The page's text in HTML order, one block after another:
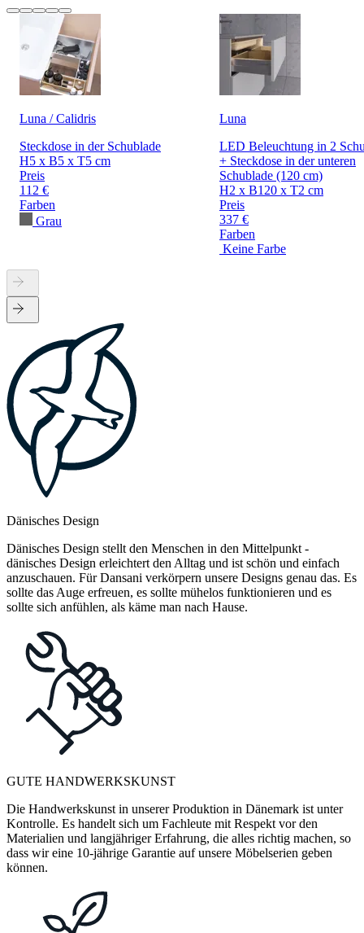
Luna / Calidris
Steckdose in der Schublade
H5 x B5 x T5 cm
Preis
112 €
Farben
Grau
Luna
LED Beleuchtung in 2
+ Steckdose in der unteren
Schublade (120 cm)
H2 x B120 x T2 cm
Preis
337 €
Farben
Keine Farbe
Dänisches Design
Dänisches Design stellt den Menschen in den Mittelpunkt -
dänisches Design erleichtert den Alltag und ist schön und einfach
anzuschauen. Für Dansani verkörpern unsere Designs genau das. Es
sollte das Auge erfreuen, es sollte mühelos funktionieren und es
sollte sich anfühlen, als käme man nach Hause.
GUTE HANDWERKSKUNST
Die Handwerkskunst in unserer Produktion in Dänemark ist unter
Kontrolle. Es handelt sich um Fachleute mit Respekt vor den
Materialien und langjähriger Erfahrung, die alles richtig machen, so
dass wir eine 10-jährige Garantie auf unsere Möbelserien geben
können.